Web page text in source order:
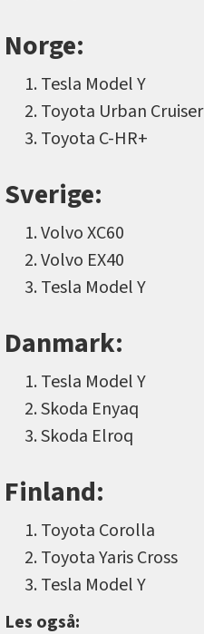
Norge:
Tesla Model Y
Toyota Urban Cruiser
Toyota C-HR+
Sverige:
Volvo XC60
Volvo EX40
Tesla Model Y
Danmark:
Tesla Model Y
Skoda Enyaq
Skoda Elroq
Finland:
Toyota Corolla
Toyota Yaris Cross
Tesla Model Y
Les også: